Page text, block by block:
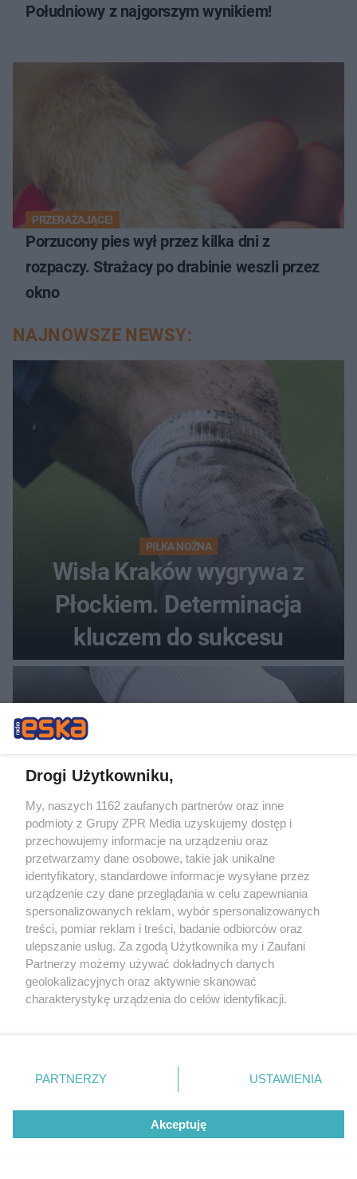
Południowy z najgorszym wynikiem!
PRZERAŻAJĄCE!
Porzucony pies wył przez kilka dni z
rozpaczy. Strażacy po drabinie weszli przez
okno
NAJNOWSZE NEWSY:
PIŁKA NOŻNA
Wisła Kraków wygrywa z
Płockiem. Determinacja
kluczem do sukcesu
PIŁKA NOŻNA
Wisła Kraków wygrywa w
meczu na szczycie. Kto
przesądził o losach
spotkania?
Drogi Użytkowniku,
My, naszych 1162 zaufanych partnerów oraz inne
podmioty z Grupy ZPR Media uzyskujemy dostęp i
przechowujemy informacje na urządzeniu oraz
przetwarzamy dane osobowe, takie jak unikalne
identyfikatory, standardowe informacje wysyłane przez
urządzenie czy dane przeglądania w celu zapewniania
spersonalizowanych reklam, wybór spersonalizowanych
treści, pomiar reklam i treści, badanie odbiorców oraz
ulepszanie usług. Za zgodą Użytkownika my i Zaufani
Partnerzy możemy używać dokładnych danych
geolokalizacyjnych oraz aktywnie skanować
charakterystykę urządzenia do celów identyfikacji.
zmienić/wycofać klikając przycisk ustawień prywatności
znajdujący się w lewym dolnym rogu strony
rodzaje przetwarzania danych nie wymagają zgody
użytkownika, ale masz prawo sprzeciwić się takiemu
przetwarzaniu. Preferencje będą miały zastosowanie tylko
PARTNERZY USTAWIENIA
Akceptuję